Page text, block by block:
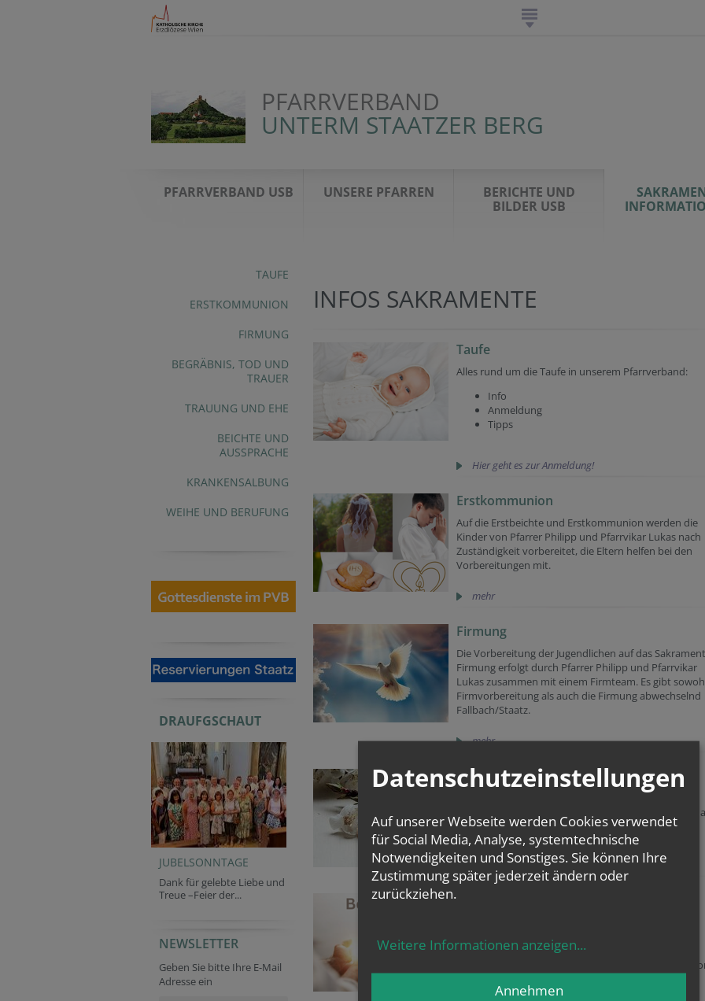
PFARRVERBAND
UNTERM STAATZER BERG
PFARRVERBAND USB UNSERE PFARREN
BERICHTE UND
BILDER USB
TAUFE
ERSTKOMMUNION
FIRMUNG
BEGRÄBNIS, TOD UND
TRAUER
TRAUUNG UND EHE
BEICHTE UND
AUSSPRACHE
KRANKENSALBUNG
WEIHE UND BERUFUNG
DRAUFGSCHAUT
JUBELSONNTAGE
Dank für gelebte Liebe und
Treue –Feier der...
NEWSLETTER
Geben Sie bitte Ihre E-Mail
Adresse ein
INFOS SAKRAMENTE
Taufe
Alles rund um die Taufe in unserem Pfarrverband:
Info
Anmeldung
Tipps
Hier geht es zur Anmeldung!
Erstkommunion
Auf die Erstbeichte und Erstkommunion werden die
Kinder von Pfarrer Philipp und Pfarrvikar Lukas nach
Zuständigkeit vorbereitet, die Eltern helfen bei den
Vorbereitungen mit.
mehr
Firmung
Die Vorbereitung der Jugendlichen auf das
Firmung erfolgt durch Pfarrer Philipp und Pfarrvikar
Lukas zusammen mit einem Firmteam. Es gibt
Firmvorbereitung als auch die Firmung abwechselnd
Fallbach/Staatz.
mehr
Trauung und Ehe
Pfarrer/Pfarrvikar und melden Sie sich in der Kanzlei
mehr
Allerheiligen, Advent, Fastenzeit) angeboten.
Die Beichte als zentraler Schatz des Christentums:
Das Sakrament der Beichte ist „keine
(Homepage Erzdiözese Wien)
Datenschutzeinstellungen
Auf unserer Webseite werden Cookies verwendet
für Social Media, Analyse, systemtechnische
Notwendigkeiten und Sonstiges. Sie können Ihre
Zustimmung später jederzeit ändern oder
zurückziehen.
Weitere Informationen anzeigen...
Annehmen